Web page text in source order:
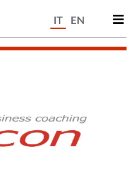
IT EN